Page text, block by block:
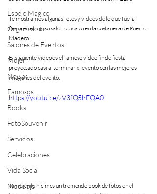
Espejo Mágico
Organización
Salones de Eventos
Mujer
Novias
Famosos
Books
FotoSouvenir
Servicios
Celebraciones
Vida Social
Modelaje
Te mostramos algunas fotos y videos de lo que fue la
fiesta en el lujoso salón ubicado en la costanera de Puerto
Madero.
El siguiente video es el famoso video fin de fiesta
proyectado casi al terminar el evento con las mejores
imágenes del evento.
https://youtu.be/zV3fQ5hFQA0
También le hicimos un tremendo book de fotos en el